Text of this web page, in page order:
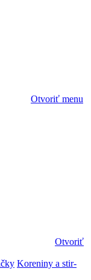
Otvoriť menu
Otvoriť
Koreniny a stir-